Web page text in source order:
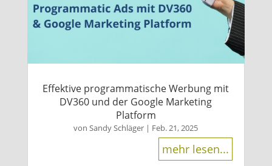
Effektive programmatische Werbung mit
DV360 und der Google Marketing
Platform
vonSandy Schläger | Feb. 21, 2025
mehr lesen...